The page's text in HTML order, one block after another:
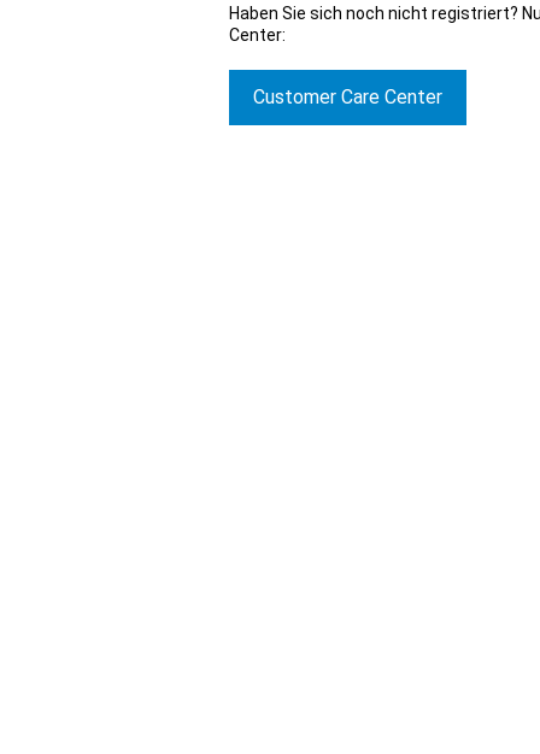
Haben Sie sich noch nicht registriert?
Center:
Customer Care Center